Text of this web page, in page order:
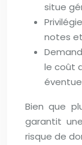
situe
notes
le coût
Bien que
garantit
risque de